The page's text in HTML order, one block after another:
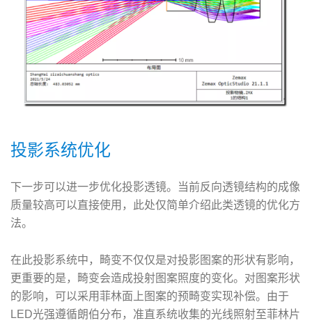
投影系统优化
下一步可以进一步优化投影透镜。当前反向透镜结构的成像
质量较高可以直接使用，此处仅简单介绍此类透镜的优化方
法。
在此投影系统中，畸变不仅仅是对投影图案的形状有影响，
更重要的是，畸变会造成投射图案照度的变化。对图案形状
的影响，可以采用菲林面上图案的预畸变实现补偿。由于
LED光强遵循朗伯分布，准直系统收集的光线照射至菲林片